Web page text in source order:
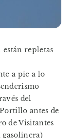
están repletas
a pie a lo
del
antes de
de Visitantes